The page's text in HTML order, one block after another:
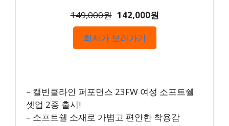
149,000원 142,000원
최저가 보러가기
– 캘빈클라인 퍼포먼스 23FW 여성 소프트쉘
셋업 2종 출시!
– 소프트쉘 소재로 가볍고 편안한 착용감